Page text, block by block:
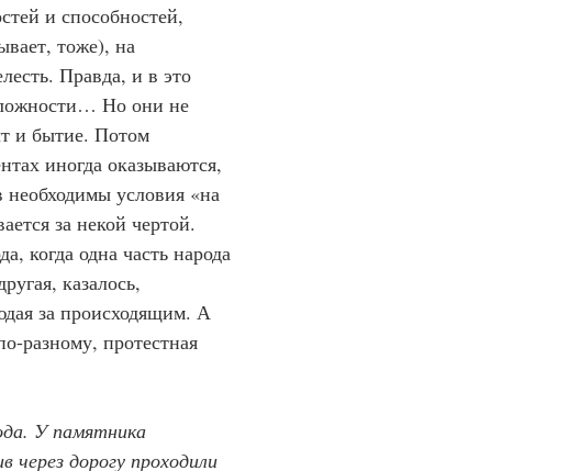
и способностей,
тоже), на
Правда, и в это
Но они не
и бытие. Потом
иногда оказываются,
необходимы условия «на
за некой чертой.
когда одна часть народа
казалось,
за происходящим. А
разному, протестная
У памятника
через дорогу проходили